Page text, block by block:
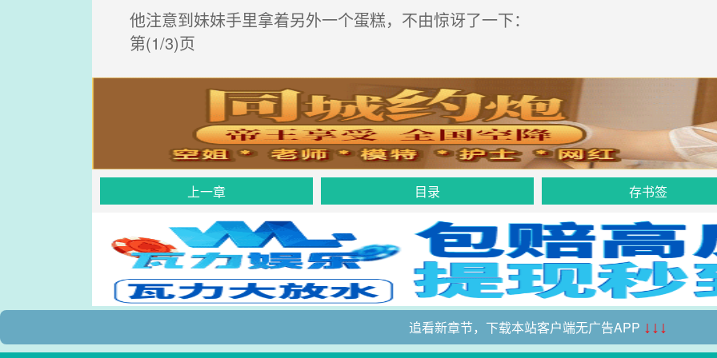
他注意到妹妹手里拿着另外一个蛋糕，不由惊讶了一下：
第(1/3)页
上一章 目录 存书签
追看新章节，下载本站客户端无广告APP ↓↓↓